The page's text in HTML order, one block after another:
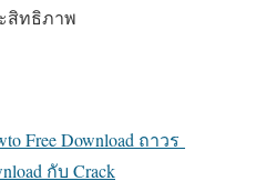
สิทธิภาพ
Free Download ถาวร
กับ Crack